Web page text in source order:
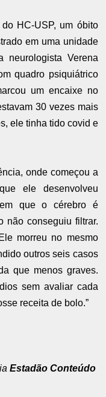
HC-USP, um óbito
em uma unidade
neurologista Verena
quadro psiquiátrico
um encaixe no
30 vezes mais
ele tinha tido covid e
onde começou a
ele desenvolveu
em que o cérebro é
não conseguiu filtrar.
morreu no mesmo
outros seis casos
que menos graves.
sem avaliar cada
receita de bolo.”
Estadão Conteúdo